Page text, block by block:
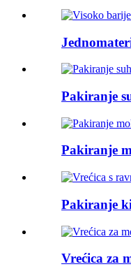
Pakiranje
Pakiranje
Pakiranje
Vrećica za